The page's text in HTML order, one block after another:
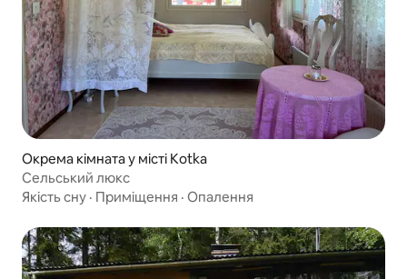
Окрема кімната у місті Kotka
Сельський люкс
Якість сну · Приміщення · Опалення